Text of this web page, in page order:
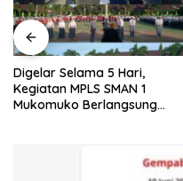
Digelar Selama 5 Hari,
Kegiatan MPLS SMAN 1
Mukomuko Berlangsung